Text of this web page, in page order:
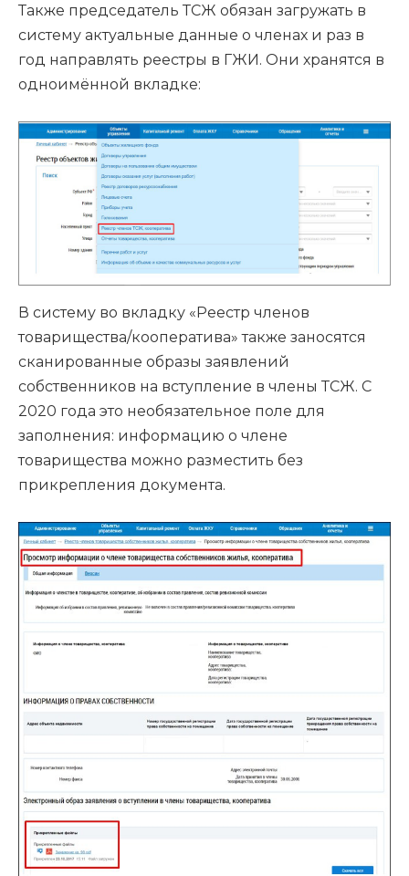
Также председатель ТСЖ обязан загружать в
систему актуальные данные о членах и раз в
год направлять реестры в ГЖИ. Они хранятся в
одноимённой вкладке:
В систему во вкладку «Реестр членов
товарищества/кооператива» также заносятся
сканированные образы заявлений
собственников на вступление в члены ТСЖ. С
2020 года это необязательное поле для
заполнения: информацию о члене
товарищества можно разместить без
прикрепления документа.